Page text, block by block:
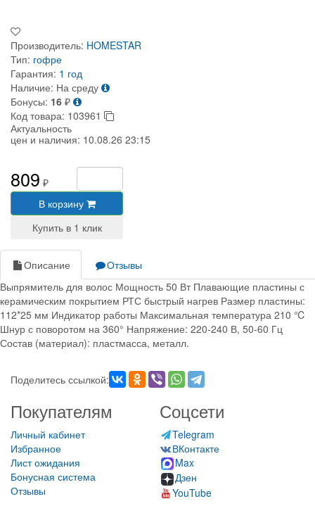
Производитель: HOMESTAR
Тип: гофре
Гарантия: 1 год
Наличие: На среду
Бонусы: 16 ₽
Код товара: 103961
Актуальность
цен и наличия: 10.08.26 23:15
809 ₽
В корзину
Описание
Отзывы
Выпрямитель для волос Мощность 50 Вт Плавающие пластины с
керамическим покрытием РТС быстрый нагрев Размер пластины:
112*25 мм Индикатор работы Максимальная температура 210 ℃
Шнур с поворотом на 360° Напряжение: 220-240 В, 50-60 Гц
Состав (материал): пластмасса, металл.
Поделитесь ссылкой:
Покупателям
Личный кабинет
Избранное
Лист ожидания
Бонусная система
Отзывы
Соцсети
Telegram
ВКонтакте
Max
Дзен
YouTube